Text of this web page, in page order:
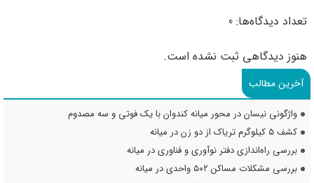
تعداد دیدگاه‌ها: 0
هنوز دیدگاهی ثبت نشده است.
آخرین مطالب
واژگونی نیسان در محور میانه کندوان با یک فوتی و سه مصدوم
کشف ۵ کیلوگرم تریاک از دو زن در میانه
بررسی راه‌اندازی دفتر نوآوری و فناوری در میانه
بررسی مشکلات مساکن ۵۰۲ واحدی در میانه